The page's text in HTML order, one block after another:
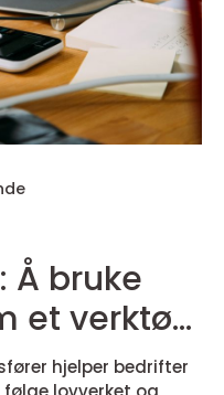
Å bruke
et verktøy
hjelper bedrifter